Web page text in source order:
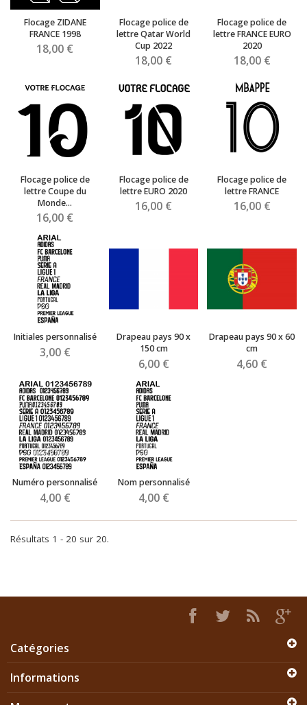
Flocage ZIDANE
FRANCE 1998
18,00 €
Flocage police de
lettre Qatar World
Cup 2022
18,00 €
Flocage police de
lettre FRANCE EURO
2020
18,00 €
Flocage police de
lettre Coupe du
Monde...
16,00 €
Flocage police de
lettre EURO 2020
16,00 €
Flocage police de
lettre FRANCE
16,00 €
Initiales personnalisé
3,00 €
Drapeau pays 90 x
150 cm
6,00 €
Drapeau pays 90 x 60
cm
4,60 €
Numéro personnalisé
4,00 €
Nom personnalisé
4,00 €
Résultats 1 - 20 sur 20.
Catégories
Informations